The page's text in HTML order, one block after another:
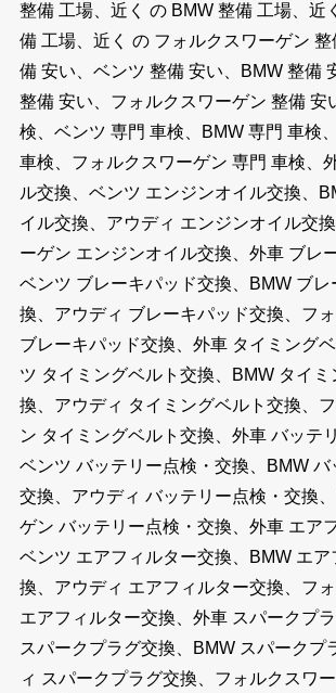
整備 工場、近く の BMW 整備 工場、近
備 工場、近く の フォルクスワーゲン
備 安い、ベンツ 整備 安い、BMW 整備
整備 安い、フォルクスワーゲン 整備 安
検、ベンツ 専門 車検、BMW 専門 車検
車検、フォルクスワーゲン 専門 車検、
ル交換、ベンツ エンジンオイル交換、
イル交換、アウディ エンジンオイル交
ーゲン エンジンオイル交換、外車 ブレ
ベンツ ブレーキパッド交換、BMW ブレ
換、アウディ ブレーキパッド交換、フ
ブレーキパッド交換、外車 タイミング
ツ タイミングベルト交換、BMW タイミ
換、アウディ タイミングベルト交換、
ン タイミングベルト交換、外車 バッテ
ベンツ バッテリー点検・交換、BMW バ
交換、アウディ バッテリー点検・交換
ゲン バッテリー点検・交換、外車 エア
ベンツ エアフィルター交換、BMW エア
換、アウディ エアフィルター交換、フ
エアフィルター交換、外車 スパークプ
スパークプラグ交換、BMW スパークプ
ィ スパークプラグ交換、フォルクスワ